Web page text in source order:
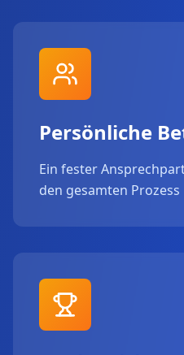
Persönliche
Ein fester
den gesamten Prozess